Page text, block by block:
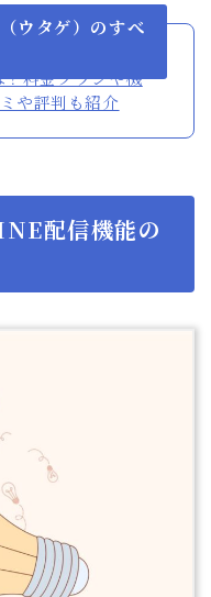
ウタゲ）のすべ
料金プランや機
や評判も紹介
配信機能の